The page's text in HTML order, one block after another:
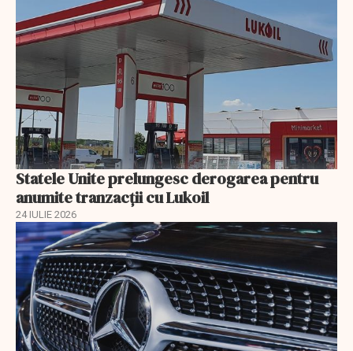
Statele Unite prelungesc derogarea pentru
anumite tranzacții cu Lukoil
24 IULIE 2026